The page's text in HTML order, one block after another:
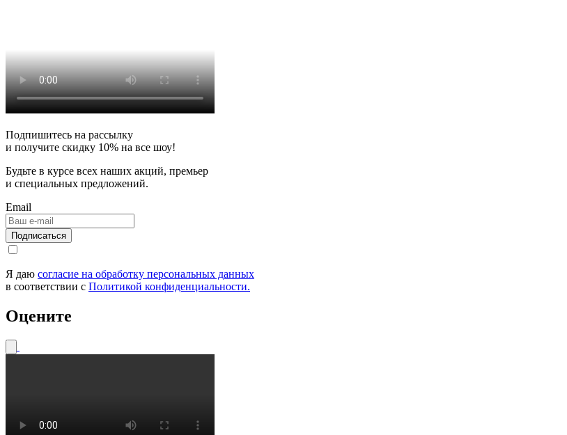
Подпишитесь на рассылку
и получите скидку 10% на все шоу!
Будьте в курсе всех наших акций, премьер
и специальных предложений.
Email
Я даю согласие на обработку персональных данных
в соответствии с Политикой конфиденциальности.
Оцените